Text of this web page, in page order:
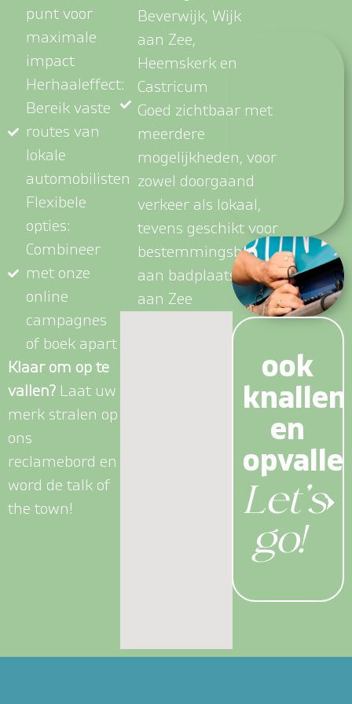
punt voor
maximale
impact
Herhaaleffect:
Bereik vaste
routes van
lokale
automobilisten
Flexibele
opties:
Combineer
met onze
online
campagnes
of boek apart
Klaar om op te
vallen? Laat uw
merk stralen op
ons
reclamebord en
word de talk of
the town!
Beverwijk, Wijk
aan Zee,
Heemskerk en
Castricum
Goed zichtbaar met
meerdere
mogelijkheden, voor
zowel doorgaand
verkeer als lokaal,
tevens geschikt voor
bestemmingsbezoek
aan badplaats Wijk
aan Zee
ook
knallen
en
Let’s
go!
➤